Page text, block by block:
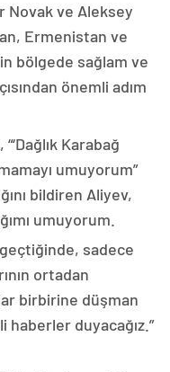
Novak ve Aleksey
Ermenistan ve
bölgede sağlam ve
önemli adım
“‘Dağlık Karabağ
umuyorum”
bildiren Aliyev,
umuyorum.
geçtiğinde, sadece
ortadan
birbirine düşman
haberler duyacağız.”